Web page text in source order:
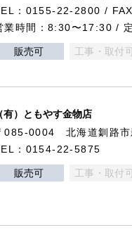
：0155-22-2800 /
業時間：8:30〜17:30 /
販売可 工事・取付
有）ともやす金物店
085-0004 北海道釧路市
：0154-22-5875
販売可 工事・取付